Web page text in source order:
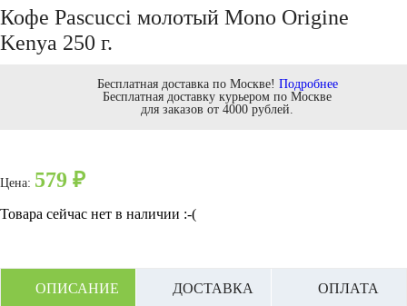
Кофе Pascucci молотый Mono Origine
Kenya 250 г.
Бесплатная доставка по Москве! Подробнее
Бесплатная доставку курьером по Москве
для заказов от 4000 рублей.
Цена: 579 ₽
Товара сейчас нет в наличии :-(
ОПИСАНИЕ ДОСТАВКА ОПЛАТА